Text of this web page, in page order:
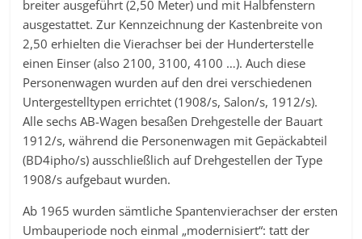
breiter ausgeführt (2,50 Meter) und mit Halbfenstern
ausgestattet. Zur Kennzeichnung der Kastenbreite von
2,50 erhielten die Vierachser bei der Hunderterstelle
einen Einser (also 2100, 3100, 4100 …). Auch diese
Personenwagen wurden auf den drei verschiedenen
Untergestelltypen errichtet (1908/s, Salon/s, 1912/s).
Alle sechs AB-Wagen besaßen Drehgestelle der Bauart
1912/s, während die Personenwagen mit Gepäckabteil
(BD4ipho/s) ausschließlich auf Drehgestellen der Type
1908/s aufgebaut wurden.
Ab 1965 wurden sämtliche Spantenvierachser der ersten
Umbauperiode noch einmal „modernisiert“: tatt der